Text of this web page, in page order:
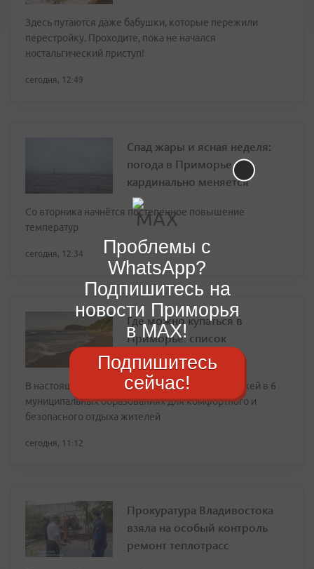
Здесь путаются даже бабушки, которые пережили
перестройку. Проходите, пока не начался
ностальгический приступ!
сегодня, 12:49
Спад жары и ясная неделя:
погода в Приморье
кардинально меняется
Со вторника начнётся постепенное повышение
температур
сегодня, 12:34
Где можно купаться в
Приморье: список
разрешенных пляжей
В настоящее время в крае оборудовано 19 пляжей в 6
муниципальных образованиях для комфортного и
безопасного отдыха жителей
сегодня, 11:12
Прокуратура Владивостока
взяла на особый контроль
ремонт теплотрасс
Проблемы с
WhatsApp?
Подпишитесь на
новости Приморья
в MAX!
Подпишитесь
сейчас!